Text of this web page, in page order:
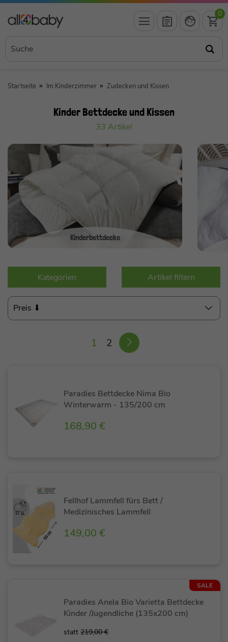
0
Startseite Im Kinderzimmer Zudecken und Kissen
Kinder Bettdecke und Kissen
33 Artikel
Kinderbettdecke
Kategorien Artikel filtern
Preis ⬇
1 2
Paradies Bettdecke Nima Bio
Winterwarm - 135/200 cm
168,90 €
Fellhof Lammfell fürs Bett /
Medizinisches Lammfell
149,00 €
SALE
Paradies Anela Bio Varietta Bettdecke
Kinder /Jugendliche (135x200 cm)
statt 219,00 €